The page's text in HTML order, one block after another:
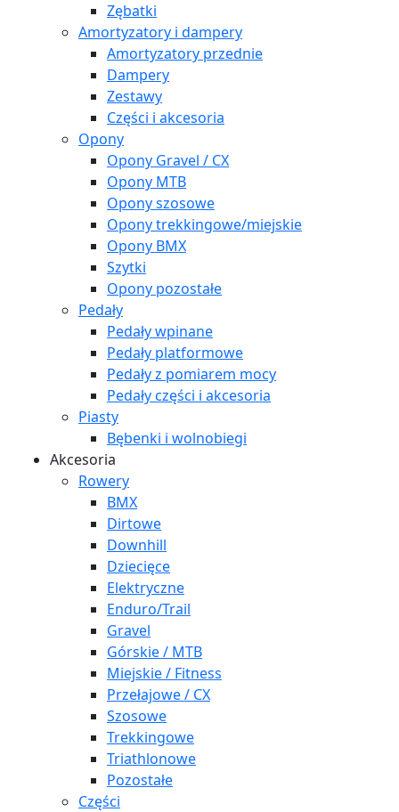
Zębatki
Amortyzatory i dampery
Amortyzatory przednie
Dampery
Zestawy
Części i akcesoria
Opony
Opony Gravel / CX
Opony MTB
Opony szosowe
Opony trekkingowe/miejskie
Opony BMX
Szytki
Opony pozostałe
Pedały
Pedały wpinane
Pedały platformowe
Pedały z pomiarem mocy
Pedały części i akcesoria
Piasty
Bębenki i wolnobiegi
Akcesoria
Rowery
BMX
Dirtowe
Downhill
Dziecięce
Elektryczne
Enduro/Trail
Gravel
Górskie / MTB
Miejskie / Fitness
Przełajowe / CX
Szosowe
Trekkingowe
Triathlonowe
Pozostałe
Części